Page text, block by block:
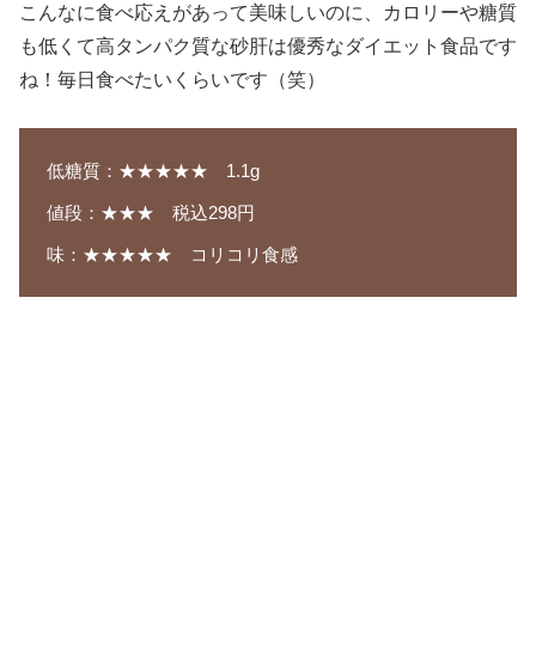
こんなに食べ応えがあって美味しいのに、カロリーや糖質
も低くて高タンパク質な砂肝は優秀なダイエット食品です
ね！毎日食べたいくらいです（笑）
低糖質：★★★★★ 1.1g
値段：★★★ 税込298円
味：★★★★★ コリコリ食感